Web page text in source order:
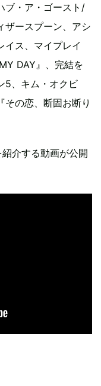
ブ・ア・ゴースト/
ザースプーン、アシ
イス、マイプレイ
DAY』、完結を
5、キム・オクビ
その恋、断固お断り
介する動画が公開